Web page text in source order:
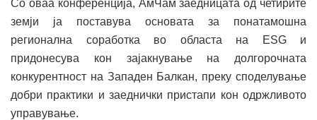
Со оваа конференција, АмЧам заедницата од четирите
земји ја поставува основата за понатамошна
регионална соработка во областа на ESG и
придонесува кон зајакнување на долгорочната
конкурентност на Западен Балкан, преку споделување
добри практики и заеднички пристапи кон одржливото
управување.